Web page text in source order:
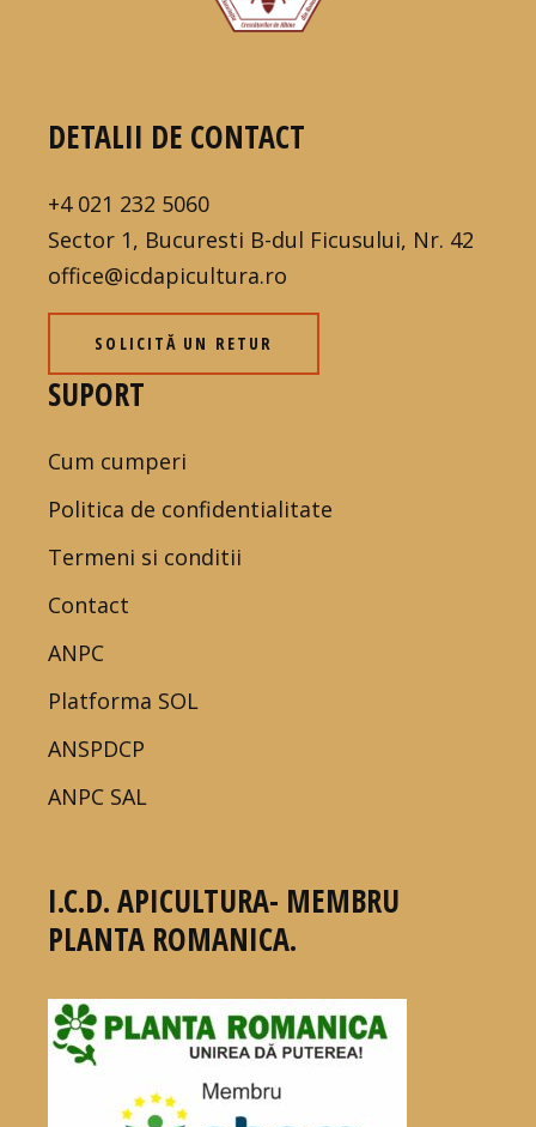
DETALII DE CONTACT
+4 021 232 5060
Sector 1, Bucuresti B-dul Ficusului, Nr. 42
office@icdapicultura.ro
SOLICITĂ UN RETUR
SUPORT
Cum cumperi
Politica de confidentialitate
Termeni si conditii
Contact
ANPC
Platforma SOL
ANSPDCP
ANPC SAL
I.C.D. APICULTURA- MEMBRU
PLANTA ROMANICA.